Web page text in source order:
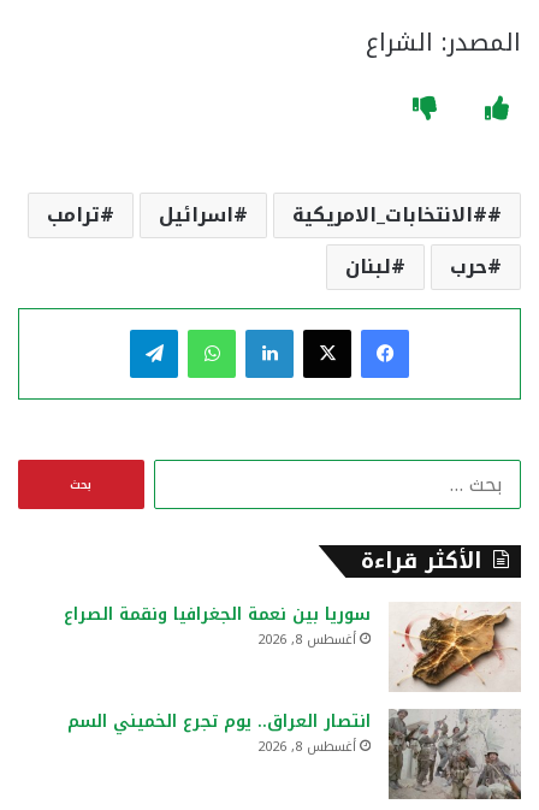
المصدر: الشراع
#الانتخابات_الامريكية اسرائيل
ترامب
حرب
لبنان
فيسبوك لينكدإن واتساب
ن
الأكثر قراءة
سوريا بين نعمة الجغرافيا ونقمة الصراع
أغسطس 8, 2026
انتصار العراق.. يوم تجرع الخميني السم
أغسطس 8, 2026